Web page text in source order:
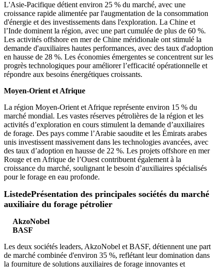
L'Asie-Pacifique détient environ 25 % du marché, avec une
croissance rapide alimentée par l'augmentation de la consommation
d'énergie et des investissements dans l'exploration. La Chine et
l’Inde dominent la région, avec une part cumulée de plus de 60 %.
Les activités offshore en mer de Chine méridionale ont stimulé la
demande d'auxiliaires hautes performances, avec des taux d'adoption
en hausse de 28 %. Les économies émergentes se concentrent sur les
progrès technologiques pour améliorer l’efficacité opérationnelle et
répondre aux besoins énergétiques croissants.
Moyen-Orient et Afrique
La région Moyen-Orient et Afrique représente environ 15 % du
marché mondial. Les vastes réserves pétrolières de la région et les
activités d’exploration en cours stimulent la demande d’auxiliaires
de forage. Des pays comme l’Arabie saoudite et les Émirats arabes
unis investissent massivement dans les technologies avancées, avec
des taux d’adoption en hausse de 22 %. Les projets offshore en mer
Rouge et en Afrique de l’Ouest contribuent également à la
croissance du marché, soulignant le besoin d’auxiliaires spécialisés
pour le forage en eau profonde.
ListedePrésentation des principales sociétés du marché
auxiliaire du forage pétrolier
AkzoNobel
BASF
Les deux sociétés leaders, AkzoNobel et BASF, détiennent une part
de marché combinée d'environ 35 %, reflétant leur domination dans
la fourniture de solutions auxiliaires de forage innovantes et